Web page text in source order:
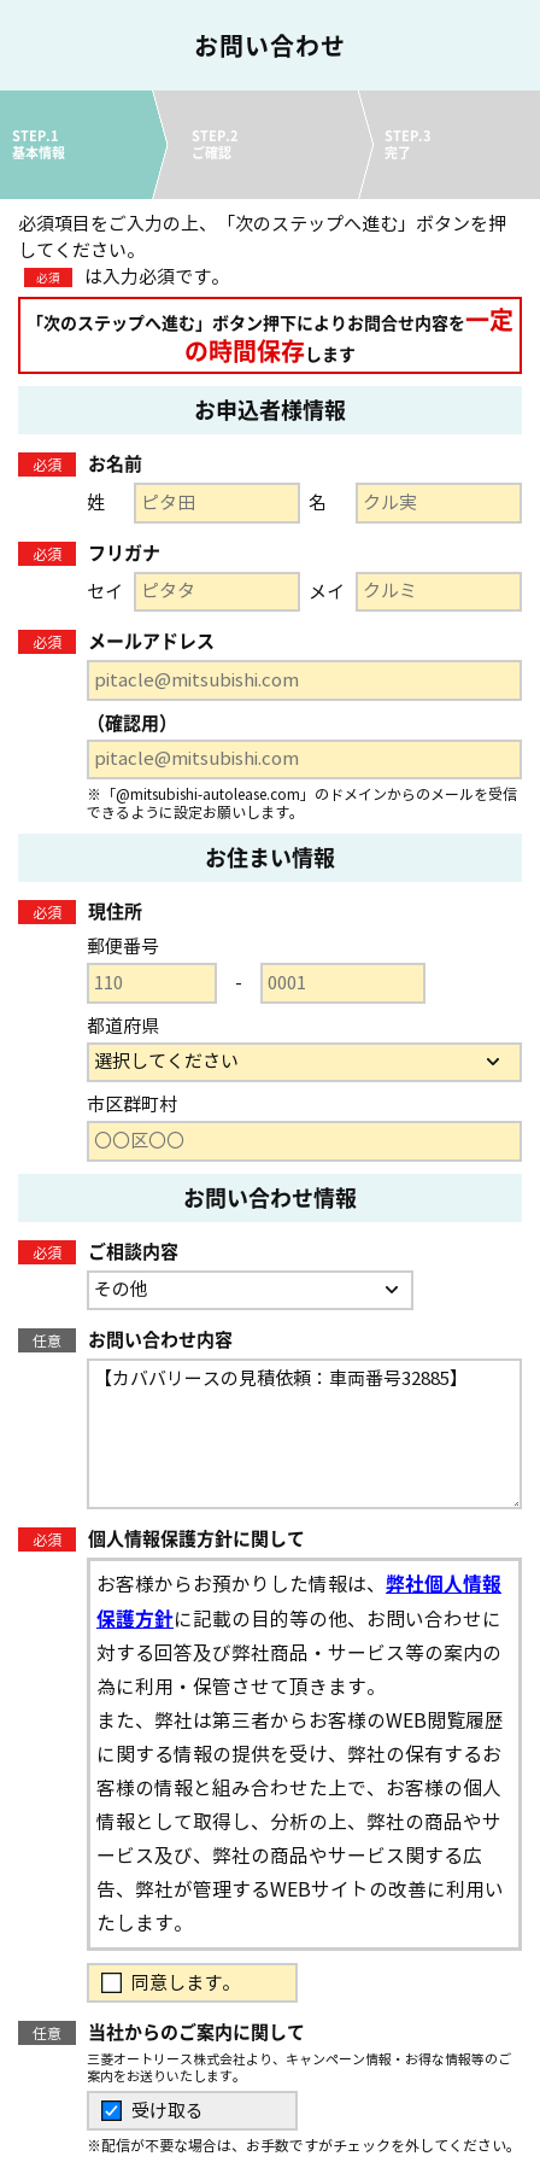
お問い合わせ
STEP.1
基本情報
STEP.2
ご確認
STEP.3
完了
必須項目をご入力の上、「次のステップへ進む」ボタンを押
してください。
必須 は入力必須です。
「次のステップへ進む」ボタン押下によりお問合せ内容を一定
の時間保存 します
お申込者様情報
必須 お名前
姓 名
必須 フリガナ
セイ メイ
必須 メールアドレス
（確認用）
※「@mitsubishi-autolease.com」のドメインからのメールを受信
できるように設定お願いします。
お住まい情報
必須 現住所
郵便番号
-
都道府県
市区群町村
お問い合わせ情報
必須 ご相談内容
任意 お問い合わせ内容
必須 個人情報保護方針に関して
お客様からお預かりした情報は、 弊社個人情報
保護方針に記載の目的等の他、お問い合わせに
対する回答及び弊社商品・サービス等の案内の
為に利用・保管させて頂きます。
また、弊社は第三者からお客様のWEB閲覧履歴
に関する情報の提供を受け、弊社の保有するお
客様の情報と組み合わせた上で、お客様の個人
情報として取得し、分析の上、弊社の商品やサ
ービス及び、弊社の商品やサービス関する広
告、弊社が管理するWEBサイトの改善に利用い
たします。
同意します。
任意 当社からのご案内に関して
三菱オートリース株式会社より、キャンペーン情報・お得な情報等のご
案内をお送りいたします。
受け取る
※配信が不要な場合は、お手数ですがチェックを外してください。